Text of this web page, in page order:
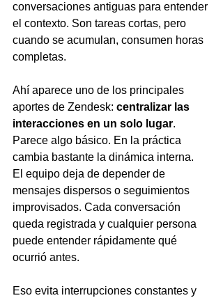
conversaciones antiguas para entender
el contexto. Son tareas cortas, pero
cuando se acumulan, consumen horas
completas.
Ahí aparece uno de los principales
aportes de Zendesk: centralizar las
interacciones en un solo lugar.
Parece algo básico. En la práctica
cambia bastante la dinámica interna.
El equipo deja de depender de
mensajes dispersos o seguimientos
improvisados. Cada conversación
queda registrada y cualquier persona
puede entender rápidamente qué
ocurrió antes.
Eso evita interrupciones constantes y